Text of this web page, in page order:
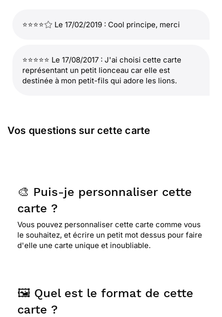
⭐⭐⭐⭐ Le 17/02/2019 : Cool principe, merci
⭐⭐⭐⭐⭐ Le 17/08/2017 : J'ai choisi cette carte
représentant un petit lionceau car elle est
destinée à mon petit-fils qui adore les lions.
Vos questions sur cette carte
🎨 Puis-je personnaliser cette
carte ?
Vous pouvez personnaliser cette carte comme vous
le souhaitez, et écrire un petit mot dessus pour faire
d'elle une carte unique et inoubliable.
🖼️ Quel est le format de cette
carte ?